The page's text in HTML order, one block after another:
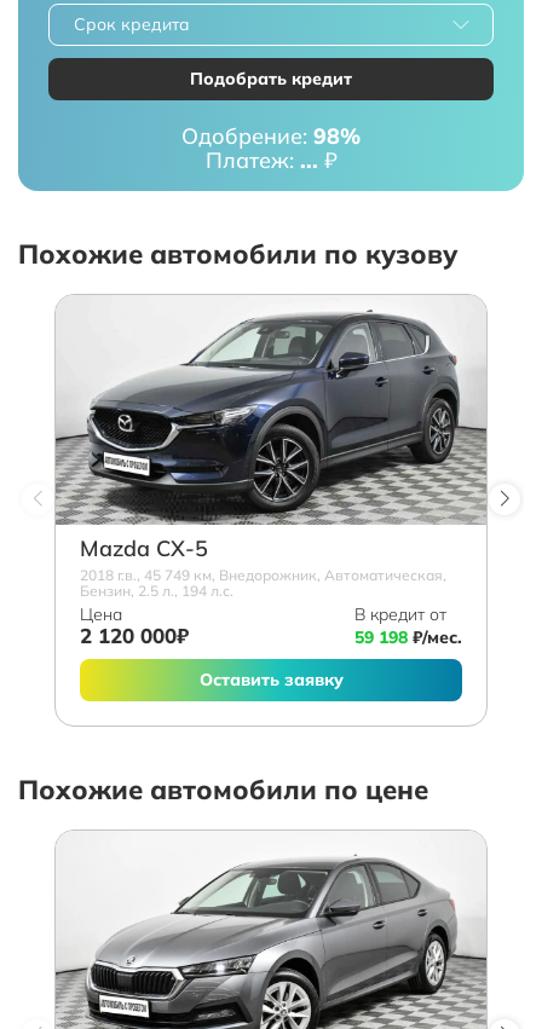
Срок кредита
Подобрать кредит
Одобрение: 98%
Платеж: ... ₽
Похожие автомобили по кузову
Mazda СХ-5
2018 г.в., 45 749 км, Внедорожник, Автоматическая,
Бензин, 2.5 л., 194 л.с.
Цена
2 120 000₽
В кредит от
59 198 ₽/мес.
Оставить заявку
Похожие автомобили по цене